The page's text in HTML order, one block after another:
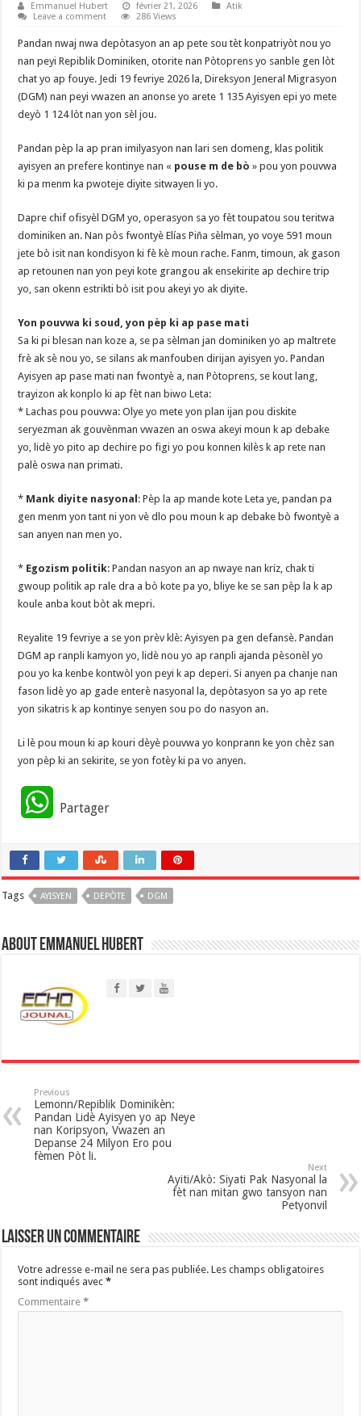
Emmanuel Hubert février 21, 2026
Atik
Leave a comment
286 Views
Pandan nwaj nwa depòtasyon an ap pete sou tèt konpatriyòt nou yo
nan peyi Repiblik Dominiken, otorite nan Pòtoprens yo sanble gen lòt
chat yo ap fouye. Jedi 19 fevriye 2026 la, Direksyon Jeneral Migrasyon
(DGM) nan peyi vwazen an anonse yo arete 1 135 Ayisyen epi yo mete
deyò 1 124 lòt nan yon sèl jou.
Pandan pèp la ap pran imilyasyon nan lari sen domeng, klas politik
ayisyen an prefere kontinye nan « pouse m de bò » pou yon pouvwa
ki pa menm ka pwoteje diyite sitwayen li yo.
Dapre chif ofisyèl DGM yo, operasyon sa yo fèt toupatou sou teritwa
dominiken an. Nan pòs fwontyè Elías Piña sèlman, yo voye 591 moun
jete bò isit nan kondisyon ki fè kè moun rache. Fanm, timoun, ak gason
ap retounen nan yon peyi kote grangou ak ensekirite ap dechire trip
yo, san okenn estrikti bò isit pou akeyi yo ak diyite.
Yon pouvwa ki soud, yon pèp ki ap pase mati
Sa ki pi blesan nan koze a, se pa sèlman jan dominiken yo ap maltrete
frè ak sè nou yo, se silans ak manfouben dirijan ayisyen yo. Pandan
Ayisyen ap pase mati nan fwontyè a, nan Pòtoprens, se kout lang,
trayizon ak konplo ki ap fèt nan biwo Leta:
* Lachas pou pouvwa: Olye yo mete yon plan ijan pou diskite
seryezman ak gouvènman vwazen an oswa akeyi moun k ap debake
yo, lidè yo pito ap dechire po figi yo pou konnen kilès k ap rete nan
palè oswa nan primati.
* Mank diyite nasyonal : Pèp la ap mande kote Leta ye, pandan pa
gen menm yon tant ni yon vè dlo pou moun k ap debake bò fwontyè a
san anyen nan men yo.
* Egozism politik: Pandan nasyon an ap nwaye nan kriz, chak ti
gwoup politik ap rale dra a bò kote pa yo, bliye ke se san pèp la k ap
koule anba kout bòt ak mepri.
Reyalite 19 fevriye a se yon prèv klè: Ayisyen pa gen defansè. Pandan
DGM ap ranpli kamyon yo, lidè nou yo ap ranpli ajanda pèsonèl yo
pou yo ka kenbe kontwòl yon peyi k ap deperi. Si anyen pa chanje nan
fason lidè yo ap gade enterè nasyonal la, depòtasyon sa yo ap rete
yon sikatris k ap kontinye senyen sou po do nasyon an.
Li lè pou moun ki ap kouri dèyè pouvwa yo konprann ke yon chèz san
yon pèp ki an sekirite, se yon fotèy ki pa vo anyen.
W
a
t
p
p
Partager
Tags AYISYEN DEPÒTE DGM
About Emmanuel Hubert
Previous
Lemonn/Repiblik Dominikèn: ​
Pandan Lidè Ayisyen yo ap Neye
nan Koripsyon, Vwazen an
Depanse 24 Milyon Ero pou
fèmen Pòt li.
Next
Ayiti/Akò: Siyati Pak Nasyonal la
fèt nan mitan gwo tansyon nan
Petyonvil
Laisser un commentaire
Votre adresse e-mail ne sera pas publiée. Les champs obligatoires
sont indiqués avec*
Commentaire*